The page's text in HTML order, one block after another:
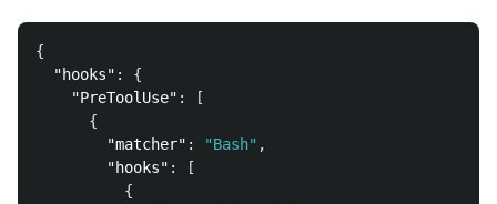
{
"hooks" :
{
"PreToolUse" :
[
{
"matcher" : "Bash" ,
"hooks" :
[
{